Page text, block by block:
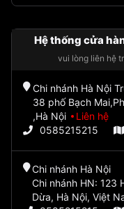
Hệ thống cửa
vui lòng liên hệ
Chi nhánh Hà Nội
38 phố Bạch
,Hà Nội
Liên hệ
0585215215
Chi nhánh Hà Nội
Chi nhánh HN: 123
Dừa, Hà Nội, Việt